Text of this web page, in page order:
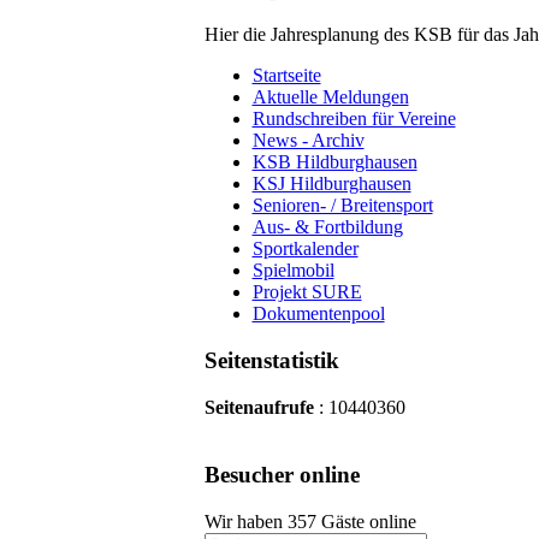
Hier die Jahresplanung des KSB für das
Startseite
Aktuelle Meldungen
Rundschreiben für Vereine
News - Archiv
KSB Hildburghausen
KSJ Hildburghausen
Senioren- / Breitensport
Aus- & Fortbildung
Sportkalender
Spielmobil
Projekt SURE
Dokumentenpool
Seitenstatistik
Seitenaufrufe: 10440360
Besucher online
Wir haben 357 Gäste online